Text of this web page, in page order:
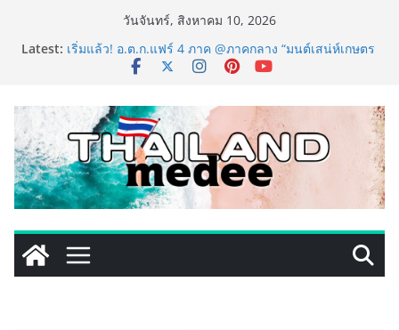
วันจันทร์, สิงหาคม 10, 2026
Latest: เริ่มแล้ว! อ.ต.ก.แฟร์ 4 ภาค @ภาคกลาง “มนต์เสน่ห์เกษตร
ไทย สู่ใจกลางมหานคร” ชวนชิม ช้อป สินค้าเกษตร
ททท. ประกาศความสำเร็จ Village to the World Season
5 ผนึก 9 พันธมิตร ขับเคลื่อน ESG Tourism สืบสานพระ
ราชปณิธาน สร้างคุณค่าการท่องเที่ยวไทยอย่างยั่งยืน
เหิงลี่ แมนูแฟคเจอริ่ง เทคโนโลยี (ไทยแลนด์) เปิดโรงงาน
แห่งใหม่ในชลบุรี เดินหน้าขยายฐานการผลิตสู่เอเชียตะวัน
ออกเฉียงใต้ เสริมแกร่งยุทธศาสตร์ระดับโลก
LORDNINE จัดศึกคนดังสายเกม ไทย ปะทะ ฟิลิปปินส์ ใน
“Rise of the Tenth Lord” เปิดสงครามกิลด์ข้ามประเทศ
ฉลองเซิร์ฟเวอร์ใหม่ เฮเลนา
PIPPER STANDARD® เปิดตัวแชมพูอาบน้ำ และ โฟมอาบ
แห้งสัตว์เลี้ยง ชูนวัตกรรมพลังธรรมชาติ “Zero-Residue”